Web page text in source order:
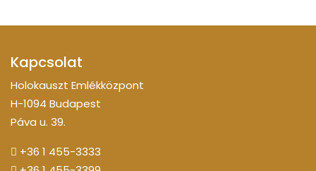
Kapcsolat
Holokauszt Emlékközpont
H-1094 Budapest
Páva u. 39.
+36 1 455-3333